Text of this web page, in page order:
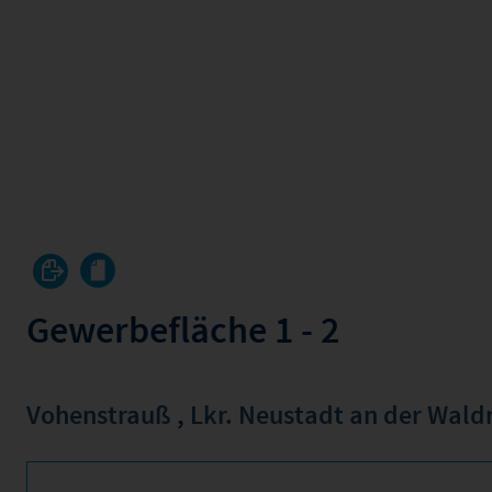
Gewerbefläche 1 - 2
Vohenstrauß , Lkr. Neustadt an der